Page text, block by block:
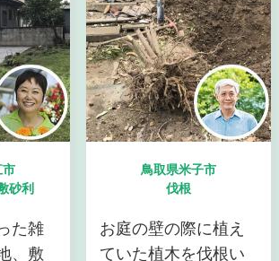
砂利
た雑
、敷
鳥取県米子市
伐根
お庭の壁の際に植え
ていた植木を伐根い